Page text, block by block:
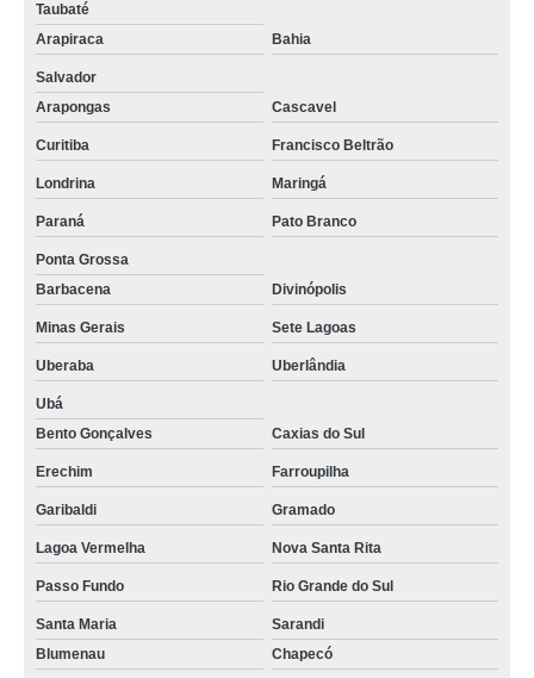
Taubaté
Arapiraca
Bahia
Salvador
Arapongas
Cascavel
Curitiba Francisco Beltrão
Londrina Maringá
Paraná Pato Branco
Ponta Grossa
Barbacena
Divinópolis
Minas Gerais Sete Lagoas
Uberaba Uberlândia
Ubá
Bento Gonçalves
Caxias do Sul
Erechim Farroupilha
Garibaldi Gramado
Lagoa Vermelha Nova Santa Rita
Passo Fundo Rio Grande do Sul
Santa Maria
Sarandi
Blumenau
Chapecó